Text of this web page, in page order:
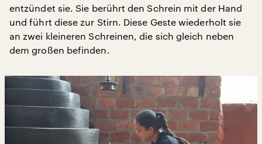
entzündet sie. Sie berührt den Schrein mit der Hand
und führt diese zur Stirn. Diese Geste wiederholt sie
an zwei kleineren Schreinen, die sich gleich neben
dem großen befinden.